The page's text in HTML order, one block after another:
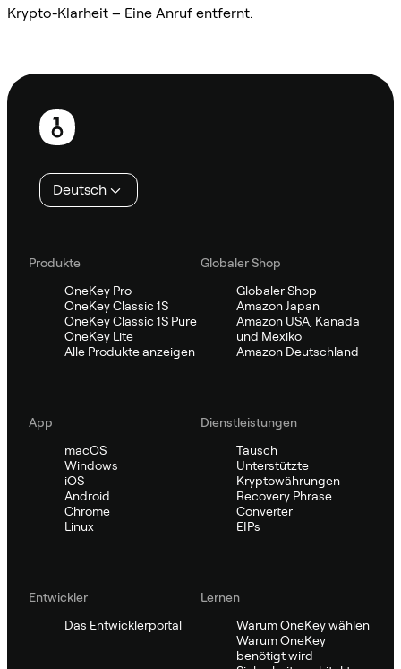
Krypto-Klarheit – Eine Anruf entfernt.
Fußzeile
Deutsch
Produkte
OneKey Pro
OneKey Classic 1S
OneKey Classic 1S Pure
OneKey Lite
Alle Produkte anzeigen
Globaler Shop
Globaler Shop
Amazon Japan
Amazon USA, Kanada
und Mexiko
Amazon Deutschland
App
macOS
Windows
iOS
Android
Chrome
Linux
Dienstleistungen
Tausch
Unterstützte
Kryptowährungen
Recovery Phrase
Converter
EIPs
Entwickler
Das Entwicklerportal
Lernen
Warum OneKey wählen
Warum OneKey
benötigt wird